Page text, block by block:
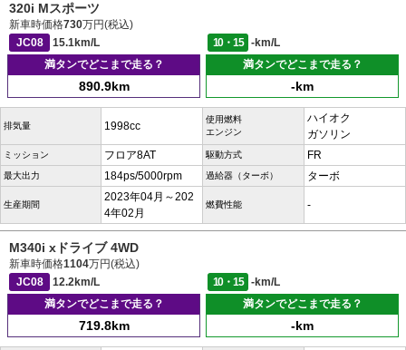
320i Mスポーツ
新車時価格730万円(税込)
JC08
15.1km/L 10・15
-km/L
満タンでどこまで走る？
890.9km
満タンでどこまで走る？
-km
排気量 1998cc
使用燃料
エンジン
ハイオク
ガソリン
ミッション フロア8AT 駆動方式 FR
最大出力 184ps/5000rpm 過給器（ターボ） ターボ
生産期間
2023年04月～202
4年02月
燃費性能 -
M340i xドライブ 4WD
新車時価格1104万円(税込)
JC08
12.2km/L 10・15
-km/L
満タンでどこまで走る？
719.8km
満タンでどこまで走る？
-km